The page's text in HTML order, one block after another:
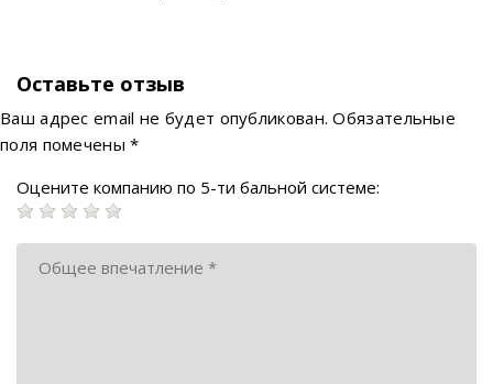
Оставьте отзыв
Ваш адрес email не будет опубликован. Обязательные
поля помечены*
Оцените компанию по 5-ти бальной системе: